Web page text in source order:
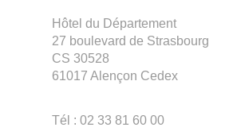
Hôtel du Département
27 boulevard de Strasbourg
CS 30528
61017 Alençon Cedex
Tél : 02 33 81 60 00